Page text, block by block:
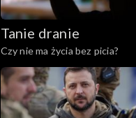
Tanie dranie
Czy nie ma życia bez picia?